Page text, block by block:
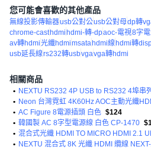
您可能會喜歡的其他產品
無線投影傳輸器usb公對公usb公對母dp轉
chrome-cast hdmi hdmi-轉-dpaoc-電視8字
av轉hdmi光纖hdmimsata hdmi線 hdmi轉
usb延長線rs232轉usbvgavga轉hdmi
相關商品
• NEXTU RS232 4P USB to RS232 4埠串
• Neon 台灣霓虹 4K60Hz AOC主動光纖
• AC Figure 8電源插頭 白色 $124
• 韓國製 AC 8字型電源線 白色 CP-1470
• 混合式光纖 HDMI TO MICRO HDMI 2.1
• NEXTU 混合式 8K 光纖 HDMI 纜線